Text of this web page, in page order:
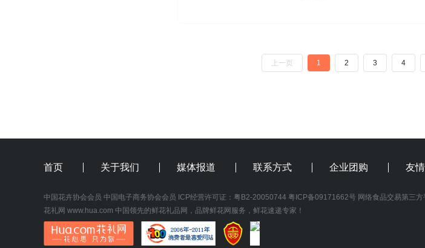
上一页 1 2 3 4
首页 关于我们 媒体报道 联系方式 企业团购 友
中国花卉协会会员 中国电子商务协会会员 ICP经营许可证： 粤B2-20050744 粤ICP备09171662号 网络食品交易第三
花礼网 www.hua.com 中国领先的鲜花礼品网，品牌鲜花网服务，鲜花速递专家！